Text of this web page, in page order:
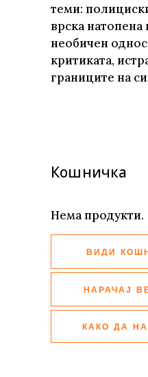
теми:
врска натопена
необичен
критиката,
границите на
Кошничка
Нема продукти.
ВИДИ
НАРАЧАЈ
КАКО ДА